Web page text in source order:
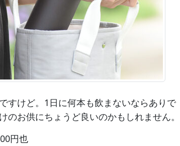
すけど。1日に何本も飲まないならありで
のお供にちょうど良いのかもしれません。
円也